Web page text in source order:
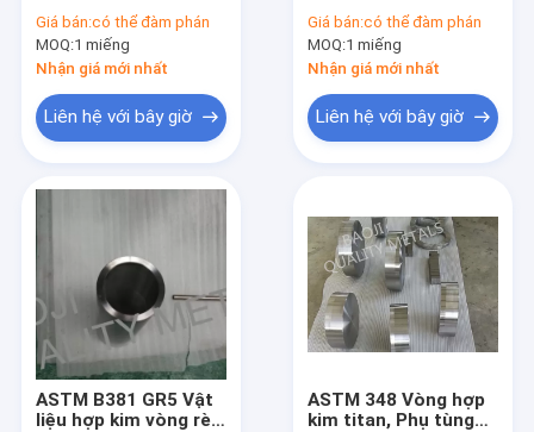
cho y tế
Giá bán:có thể đàm phán
MOQ:1 miếng
Nhận giá mới nhất
Liên hệ với bây giờ
348
Giá bán:có thể đàm phán
MOQ:1 miếng
Nhận giá mới nhất
Liên hệ với bây giờ
ASTM B381 GR5 Vật
liệu hợp kim vòng rèn
ASTM 348 Vòng hợp
kim titan, Phụ tùng